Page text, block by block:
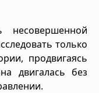
несовершенной
только
продвигаясь
двигалась без